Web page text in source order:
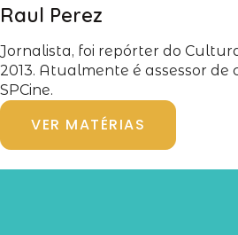
Raul Perez
Jornalista, foi repórter do
2013. Atualmente é assessor de
SPCine.
VER MATÉRIAS